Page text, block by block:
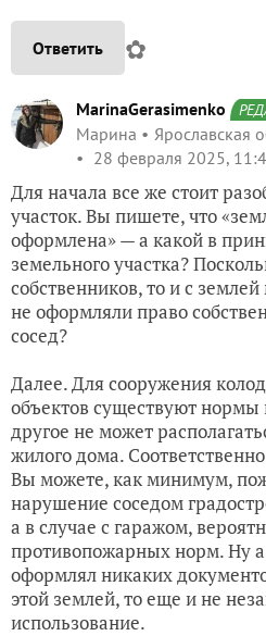
Ответить ✿
MarinaGerasimenko
Марина
Ярославская
28 февраля 2025,
Для начала все же стоит
участок. Вы пишете, что
оформлена» — а какой в
земельного участка?
собственников, то и с
не оформляли право
сосед?
Далее. Для сооружения
объектов существуют
другое не может
жилого дома.
Вы можете, как минимум,
нарушение соседом
а в случае с гаражом,
противопожарных норм. Ну
оформлял никаких
этой землей, то еще и не
использование.